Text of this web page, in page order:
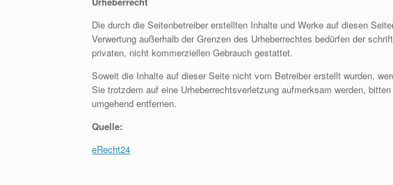
Die durch die Seitenbetreiber erstellten Inhalte und Werke auf diesen
Verwertung außerhalb der Grenzen des Urheberrechtes bedürfen der
privaten, nicht kommerziellen Gebrauch gestattet.
Soweit die Inhalte auf dieser Seite nicht vom Betreiber erstellt wurden,
Sie trotzdem auf eine Urheberrechtsverletzung aufmerksam werden,
umgehend entfernen.
Quelle:
eRecht24